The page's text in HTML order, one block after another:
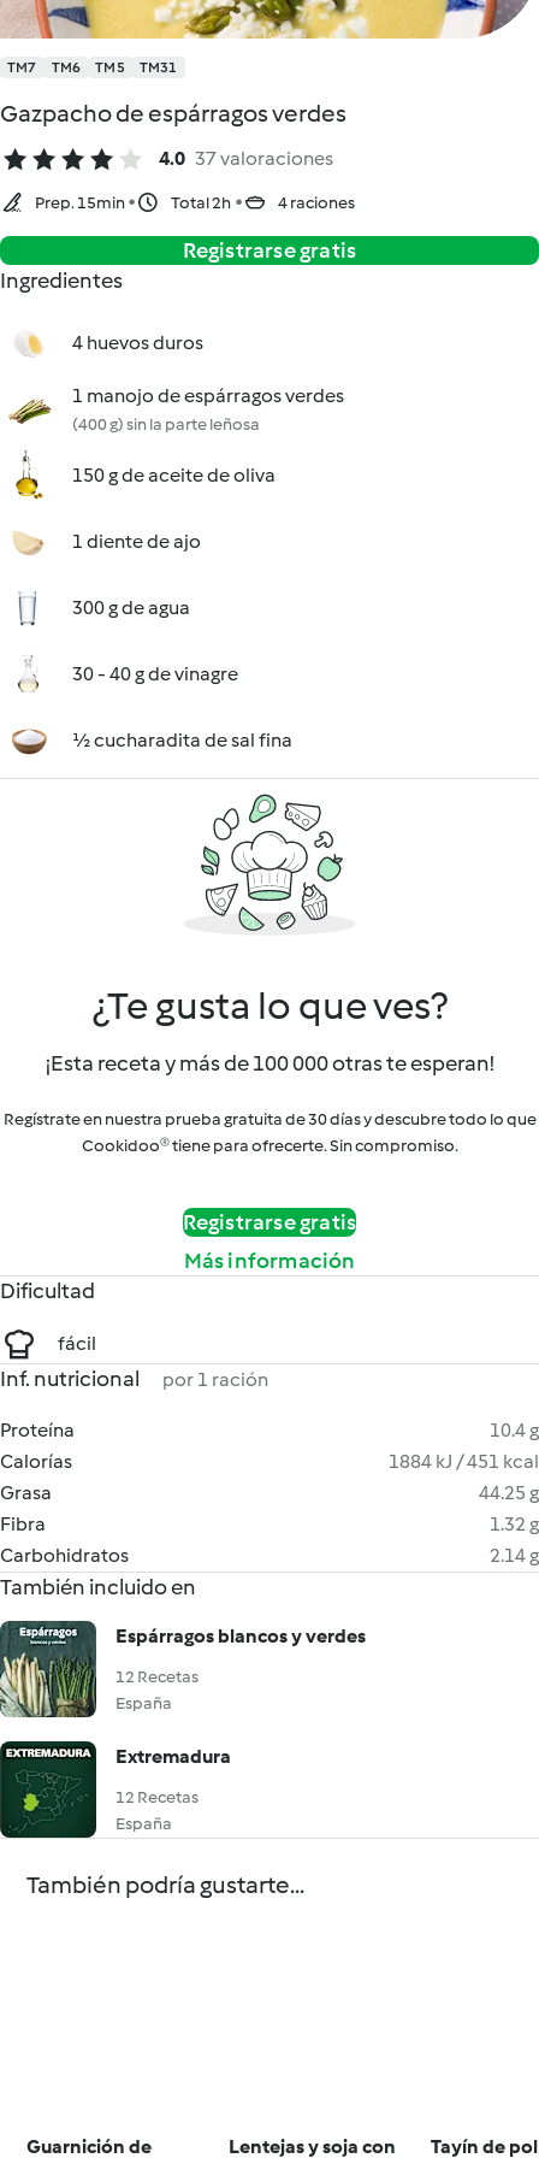
TM7 TM6 TM5 TM31
Gazpacho de espárragos verdes
4.0 37 valoraciones
Prep. 15min Total 2h 4 raciones
Registrarse gratis
Ingredientes
4 huevos duros
1 manojo de espárragos verdes
(400 g) sin la parte leñosa
150 g de aceite de oliva
1 diente de ajo
300 g de agua
30 - 40 g de vinagre
½ cucharadita de sal fina
¿Te gusta lo que ves?
¡Esta receta y más de 100 000 otras te esperan!
Regístrate en nuestra prueba gratuita de 30 días y descubre todo lo que
Cookidoo® tiene para ofrecerte. Sin compromiso.
Registrarse gratis
Más información
Dificultad
fácil
Inf. nutricional por 1 ración
Proteína
10.4 g
Calorías
1884 kJ / 451 kcal
Grasa
44.25 g
Fibra
1.32 g
Carbohidratos
2.14 g
También incluido en
Espárragos blancos y verdes
12 Recetas
España
Extremadura
12 Recetas
España
También podría gustarte...
Guarnición de Lentejas y soja con Tayín de